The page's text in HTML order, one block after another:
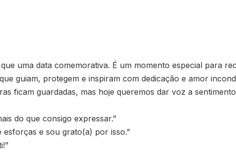
uma data comemorativa. É um momento especial para
guiam, protegem e inspiram com dedicação e amor
ficam guardadas, mas hoje queremos dar voz a
do que consigo expressar.”
esforças e sou grato(a) por isso.”